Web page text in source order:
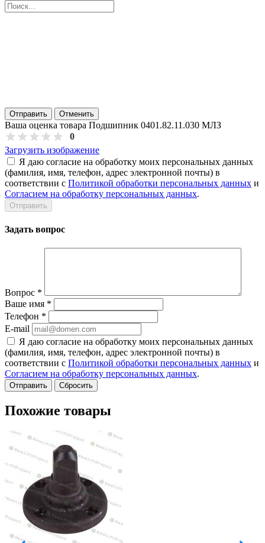
Отправить Отменить
Ваша оценка товара Подшипник 0401.82.11.030 МЛЗ
0
Загрузить изображение
Я даю согласие на обработку моих персональных данных
(фамилия, имя, телефон, адрес электронной почты) в
соответствии с Политикой обработки персональных данных и
Согласием на обработку персональных данных.
Задать вопрос
Вопрос *
Ваше имя *
Телефон *
E-mail
Я даю согласие на обработку моих персональных данных
(фамилия, имя, телефон, адрес электронной почты) в
соответствии с Политикой обработки персональных данных и
Согласием на обработку персональных данных.
Сбросить
Похожие товары